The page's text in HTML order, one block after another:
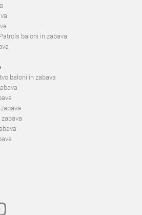
baloni in zabava
baloni in zabava